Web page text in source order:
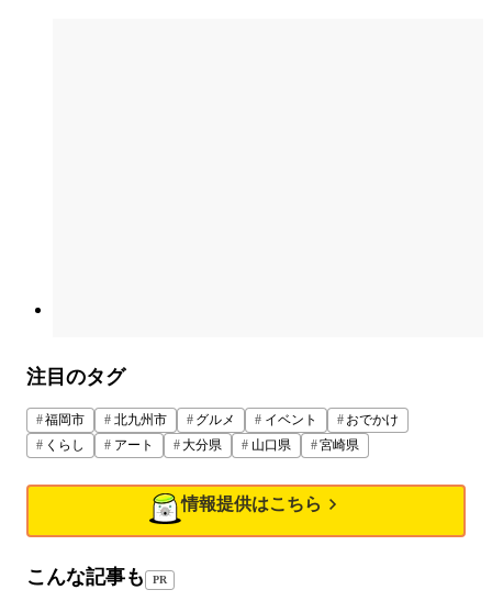
注目のタグ
福岡市 北九州市 グルメ イベント
おでかけ
くらし
アート 大分県 山口県 宮崎県
情報提供はこちら
こんな記事も PR